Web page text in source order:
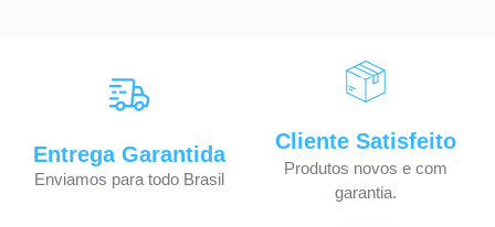
Entrega Garantida
Enviamos para todo Brasil
Cliente Satisfeito
Produtos novos e com
garantia.